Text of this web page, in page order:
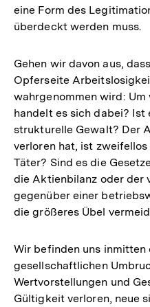
eine Form des
überdeckt werden muss.
Gehen wir davon aus,
Opferseite
wahrgenommen wird:
handelt es sich dabei? Ist
strukturelle Gewalt? Der
verloren hat, ist
Täter? Sind es die
die Aktienbilanz oder der
gegenüber einer
die größeres Übel
Wir befinden uns inmitten
gesellschaftlichen
Wertvorstellungen und
Gültigkeit verloren, neue